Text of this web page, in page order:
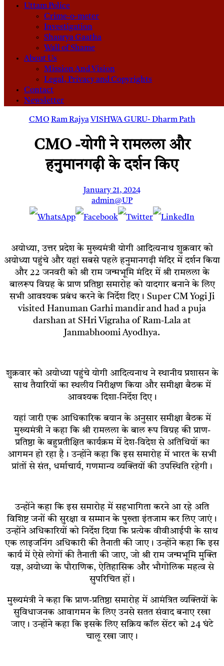
Uttam Police
Crime-o-meter
Investigation
Shaurya Gaatha
Wall of Shame
About Us
Mission And Vision
Legal, Privacy and Copyrights
Contact
Newsletter
CMO Ram RajyaVISHWA GURU- Dharm Path
CMO -योगी ने रामलला और
हनुमानगढ़ी के दर्शन किए
January 21, 2024
admin@UP
अयोध्या, उत्तर प्रदेश के मुख्यमंत्री योगी आदित्यनाथ शुक्रवार को
अयोध्या पहुंचे और यहां सबसे पहले हनुमानगढ़ी मंदिर में दर्शन किया
और 22 जनवरी को श्री राम जन्मभूमि मंदिर में श्री रामलला के
बालरूप विग्रह के प्राण प्रतिष्ठा समारोह को यादगार बनाने के लिए
सभी आवश्यक प्रबंध करने के निर्देश दिए। Super CM Yogi Ji
visited Hanuman Garhi mandir and had a puja
darshan at SHri Vigraha of Ram-Lala at
Janmabhoomi Ayodhya.
शुक्रवार को अयोध्या पहुंचे योगी आदित्यनाथ ने स्थानीय प्रशासन के
साथ तैयारियों का स्थलीय निरीक्षण किया और समीक्षा बैठक में
आवश्यक दिशा-निर्देश दिए।
यहां जारी एक आधिकारिक बयान के अनुसार समीक्षा बैठक में
मुख्यमंत्री ने कहा कि श्री रामलला के बाल रूप विग्रह की प्राण-
प्रतिष्ठा के बहुप्रतीक्षित कार्यक्रम में देश-विदेश से अतिथियों का
आगमन हो रहा है। उन्होंने कहा कि इस समारोह में भारत के सभी
प्रांतों से संत, धर्माचार्य, गणमान्य व्यक्तियों की उपस्थिति रहेगी।
उन्होंने कहा कि इस समारोह में सहभागिता करने आ रहे अति
विशिष्ट जनों की सुरक्षा व सम्मान के पुख्ता इंतजाम कर लिए जाएं।
उन्होंने अधिकारियों को निर्देश दिया कि प्रत्येक वीवीआईपी के साथ
एक लाइजनिंग अधिकारी की तैनाती की जाए। उन्होंने कहा कि इस
कार्य में ऐसे लोगों की तैनाती की जाए, जो श्री राम जन्मभूमि मुक्ति
यज्ञ, अयोध्या के पौराणिक, ऐतिहासिक और भौगोलिक महत्व से
सुपरिचित हों।
मुख्यमंत्री ने कहा कि प्राण-प्रतिष्ठा समारोह में आमंत्रित व्यक्तियों के
सुविधाजनक आवागमन के लिए उनसे सतत संवाद बनाए रखा
जाए। उन्होंने कहा कि इसके लिए सक्रिय कॉल सेंटर को 24 घंटे
चालू रखा जाए।